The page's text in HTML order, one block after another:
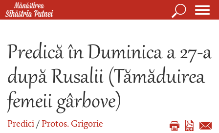
Mergi la conţinutul principal
Căutare
Predică în Duminica a 27-a
după Rusalii (Tămăduirea
femeii gârbove)
Predici / Protos. Grigorie